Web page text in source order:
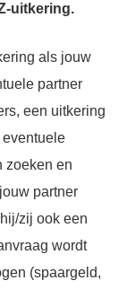
uitkering.
als jouw
partner
een uitkering
zoeken en
partner
zij ook een
wordt
(spaargeld,